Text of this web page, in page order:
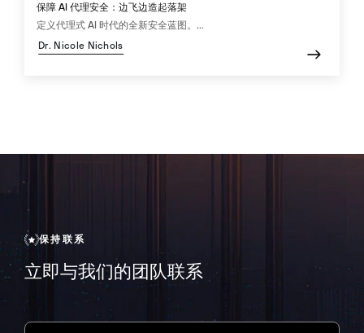
保障 AI 代理安全：边飞边造起落架
定义代理式 AI 时代的全新安全蓝图。...
Dr. Nicole Nichols
保持联系
立即与我们的团队联系